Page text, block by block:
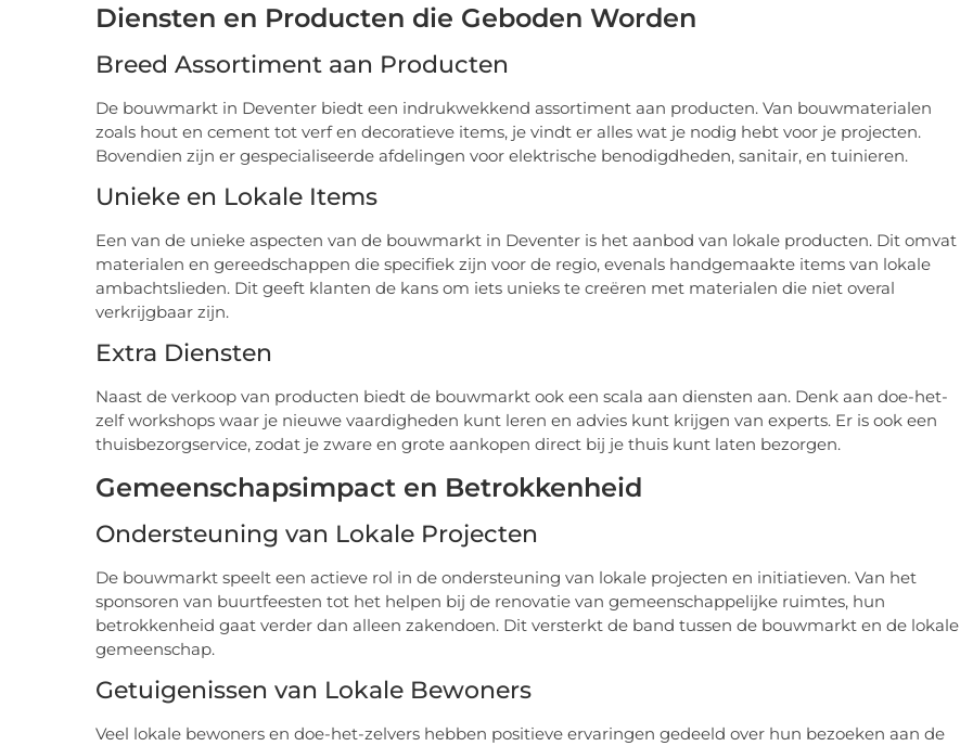
Diensten en Producten die Geboden Worden
Breed Assortiment aan Producten
De bouwmarkt in Deventer biedt een indrukwekkend assortiment aan producten. Van bouwmaterialen
zoals hout en cement tot verf en decoratieve items, je vindt er alles wat je nodig hebt voor je projecten.
Bovendien zijn er gespecialiseerde afdelingen voor elektrische benodigdheden, sanitair, en tuinieren.
Unieke en Lokale Items
Een van de unieke aspecten van de bouwmarkt in Deventer is het aanbod van lokale producten. Dit omvat
materialen en gereedschappen die specifiek zijn voor de regio, evenals handgemaakte items van lokale
ambachtslieden. Dit geeft klanten de kans om iets unieks te creëren met materialen die niet overal
verkrijgbaar zijn.
Extra Diensten
Naast de verkoop van producten biedt de bouwmarkt ook een scala aan diensten aan. Denk aan doe-het-
zelf workshops waar je nieuwe vaardigheden kunt leren en advies kunt krijgen van experts. Er is ook een
thuisbezorgservice, zodat je zware en grote aankopen direct bij je thuis kunt laten bezorgen.
Gemeenschapsimpact en Betrokkenheid
Ondersteuning van Lokale Projecten
De bouwmarkt speelt een actieve rol in de ondersteuning van lokale projecten en initiatieven. Van het
sponsoren van buurtfeesten tot het helpen bij de renovatie van gemeenschappelijke ruimtes, hun
betrokkenheid gaat verder dan alleen zakendoen. Dit versterkt de band tussen de bouwmarkt en de lokale
gemeenschap.
Getuigenissen van Lokale Bewoners
Veel lokale bewoners en doe-het-zelvers hebben positieve ervaringen gedeeld over hun bezoeken aan de